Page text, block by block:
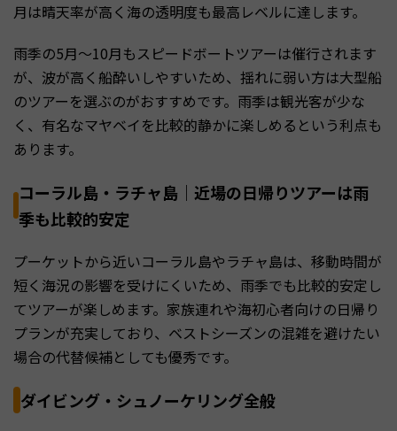
月は晴天率が高く海の透明度も最高レベルに達します。
雨季の5月〜10月もスピードボートツアーは催行されます
が、波が高く船酔いしやすいため、揺れに弱い方は大型船
のツアーを選ぶのがおすすめです。雨季は観光客が少な
く、有名なマヤベイを比較的静かに楽しめるという利点も
あります。
コーラル島・ラチャ島｜近場の日帰りツアーは雨
季も比較的安定
プーケットから近いコーラル島やラチャ島は、移動時間が
短く海況の影響を受けにくいため、雨季でも比較的安定し
てツアーが楽しめます。家族連れや海初心者向けの日帰り
プランが充実しており、ベストシーズンの混雑を避けたい
場合の代替候補としても優秀です。
ダイビング・シュノーケリング全般